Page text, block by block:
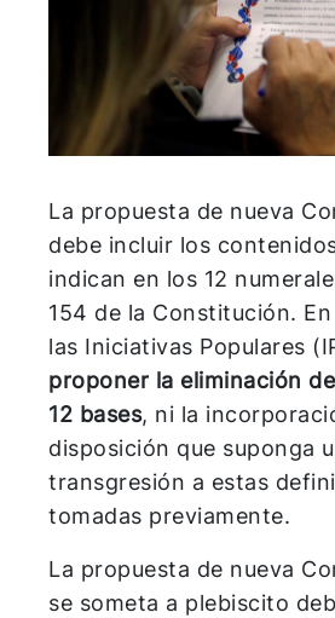
La propuesta de nueva
debe incluir los
indican en los 12
154 de la Constitución.
las Iniciativas Populares
proponer la eliminación
12 bases, ni la
disposición que suponga
transgresión a estas
tomadas previamente.
La propuesta de nueva
se someta a plebiscito